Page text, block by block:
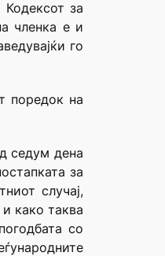
за
членка е и
го
поредок на
седум дена
за
случај,
како таква
со